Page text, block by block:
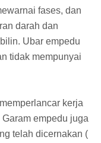
fases, dan
darah dan
Ubar empedu
tidak mempunyai
kerja
empedu juga
telah dicernakan (